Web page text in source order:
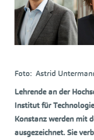
Foto: Astrid
Lehrende an der
Institut für
Konstanz werden mit
ausgezeichnet. Sie